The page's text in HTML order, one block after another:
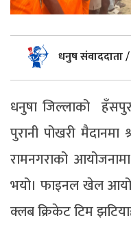
धनुष संवाददाता/
धनुषा जिल्लाको
पुरानी पोखरी मैदानमा
रामनगराको
भयो। फाइनल खेल
क्लब क्रिकेट टिम